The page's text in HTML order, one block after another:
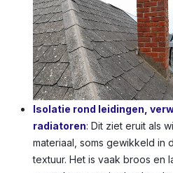
Isolatie rond leidingen,
radiatoren: Dit ziet eruit als
materiaal, soms gewikkeld in
textuur. Het is vaak broos en